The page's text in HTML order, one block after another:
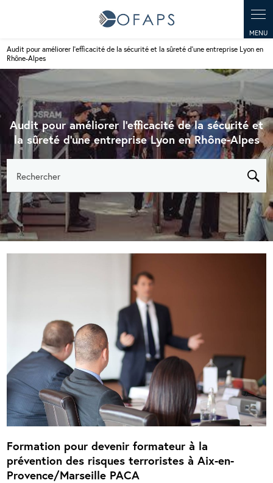
Audit pour améliorer l'efficacité de la sécurité et la sûreté d'une entreprise Lyon en
Rhône-Alpes
Audit pour améliorer l'efficacité de la sécurité et
la sûreté d'une entreprise Lyon en Rhône-Alpes
Rechercher
Formation pour devenir formateur à la
prévention des risques terroristes à Aix-en-
Provence/Marseille PACA